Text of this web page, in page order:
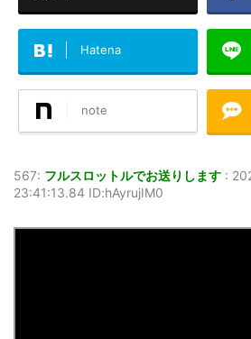
Hatena
note
567: フルスロットルでお送りします :
23:41:13.84 ID:hAyrujIM0